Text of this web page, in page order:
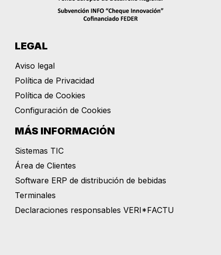
LEGAL
Aviso legal
Política de Privacidad
Política de Cookies
Configuración de Cookies
MÁS INFORMACIÓN
Sistemas TIC
Área de Clientes
Software ERP de distribución de bebidas
Terminales
Declaraciones responsables VERI*FACTU